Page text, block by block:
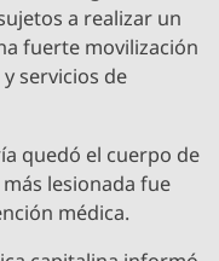
a realizar un
fuerte movilización
servicios de
quedó el cuerpo de
lesionada fue
médica.